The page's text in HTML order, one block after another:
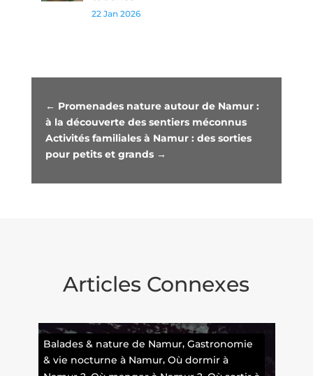
22 Jan 2026
← Promenades nature autour de Namur :
à la découverte des sentiers méconnus
Activités familiales à Namur : des sorties
pour petits et grands→
Articles Connexes
Balades & nature de Namur, Gastronomie
& vie nocturne à Namur, Où dormir à